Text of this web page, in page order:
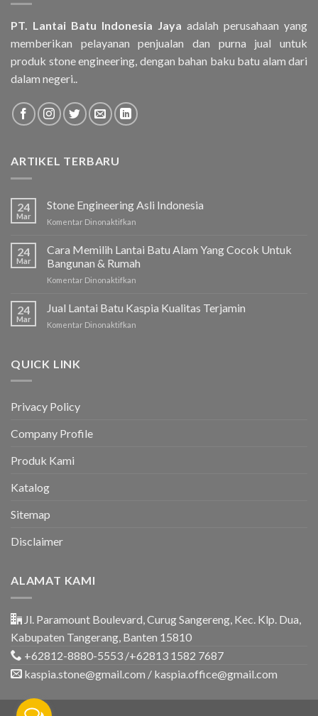
PT. Lantai Batu Indonesia Jaya adalah perusahaan yang
memberikan pelayanan penjualan dan purna jual untuk
produk stone engineering, dengan bahan baku batu alam dari
dalam negeri..
ARTIKEL TERBARU
24
Mar
Stone Engineering Asli Indonesia
Komentar Dinonaktifkan
Engineering
Indonesia
24
Mar
Cara Memilih Lantai Batu Alam Yang Cocok Untuk
Bangunan & Rumah
Komentar Dinonaktifkan
Memilih
Lantai
24
Mar
Jual Lantai Batu Kaspia Kualitas Terjamin
Komentar Dinonaktifkan
QUICK LINK
Privacy Policy
Company Profile
Produk Kami
Katalog
Sitemap
Disclaimer
ALAMAT KAMI
Jl. Paramount Boulevard, Curug Sangereng, Kec. Klp. Dua,
Kabupaten Tangerang, Banten 15810
+62812-8880-5553 /+62813 1582 7687
kaspia.stone@gmail.com / kaspia.office@gmail.com